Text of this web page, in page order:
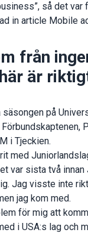
så det var
in article Mobile
från
är
säsongen på
i Tjeckien.
med
var sista två
Jag visste inte
jag kom med.
för mig att
i USA:s lag och